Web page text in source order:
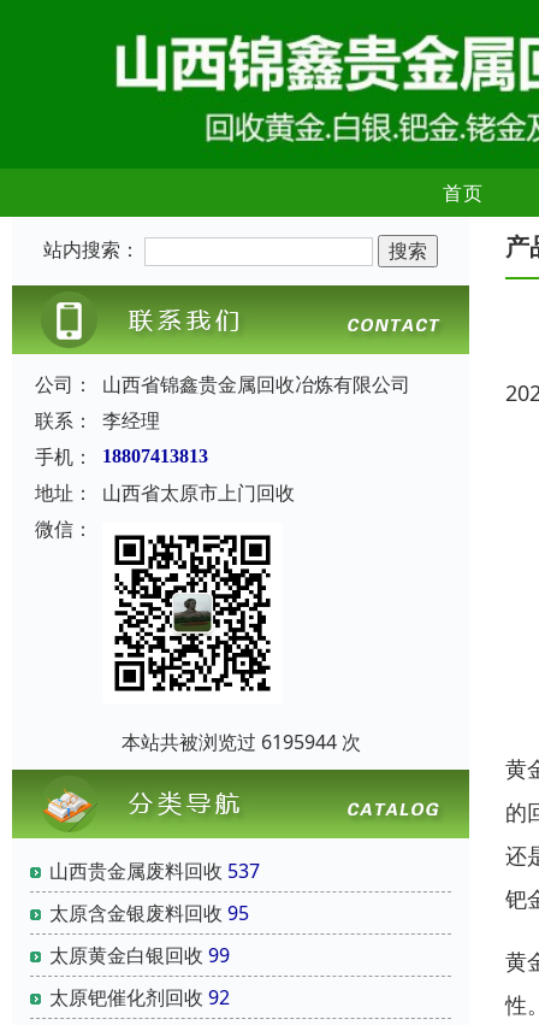
首页
站内搜索：
公司：
山西省锦鑫贵金属回收冶炼有限公司
联系：
李经理
手机：
18807413813
地址：
山西省太原市上门回收
微信：
本站共被浏览过 6195944 次
山西贵金属废料回收 537
太原含金银废料回收 95
太原黄金白银回收 99
太原钯催化剂回收 92
产
黄
的
还
钯
黄
性